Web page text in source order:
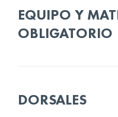
EQUIPO Y
OBLIGATORIO
DORSALES